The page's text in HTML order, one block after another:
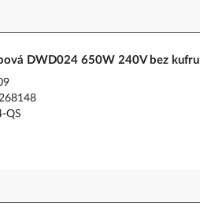
DWD024 650W 240V bez kufru
QS